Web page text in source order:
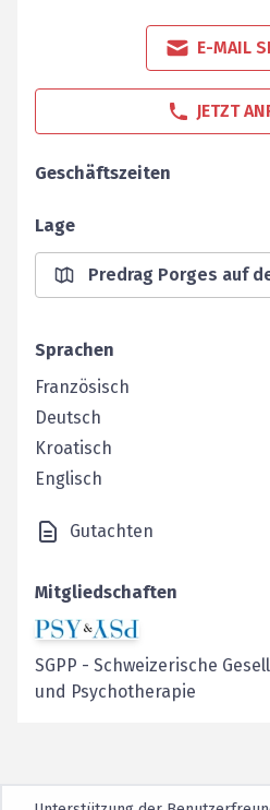
E-MAIL
JETZT
Geschäftszeiten
Lage
Predrag Porges auf
Sprachen
Französisch
Deutsch
Kroatisch
Englisch
Gutachten
Mitgliedschaften
SGPP - Schweizerische
und Psychotherapie